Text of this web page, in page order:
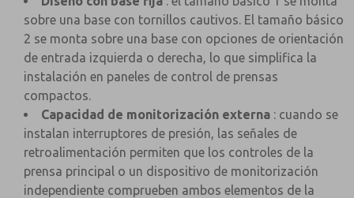
sobre una base con tornillos cautivos. El tamaño básico
2 se monta sobre una base con opciones de orientación
de entrada izquierda o derecha, lo que simplifica la
instalación en paneles de control de prensas
compactos.
Capacidad de monitorización externa : cuando se
instalan interruptores de presión, las señales de
retroalimentación permiten que los controles de la
prensa principal o un dispositivo de monitorización
independiente comprueben ambos elementos de la